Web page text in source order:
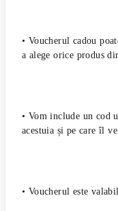
• Voucherul cadou
a alege orice produs
• Vom include un cod
acestuia și pe care îl
• Voucherul este